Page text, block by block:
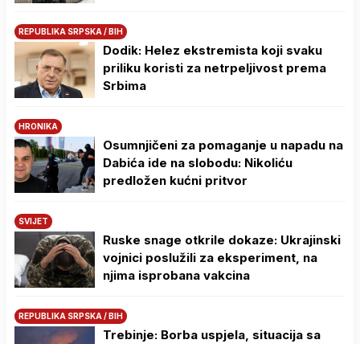
REPUBLIKA SRPSKA / BIH
Dodik: Helez ekstremista koji svaku
priliku koristi za netrpeljivost prema
Srbima
HRONIKA
Osumnjičeni za pomaganje u napadu na
Dabića ide na slobodu: Nikoliću
predložen kućni pritvor
SVIJET
Ruske snage otkrile dokaze: Ukrajinski
vojnici poslužili za eksperiment, na
njima isprobana vakcina
REPUBLIKA SRPSKA / BIH
Trebinje: Borba uspjela, situacija sa